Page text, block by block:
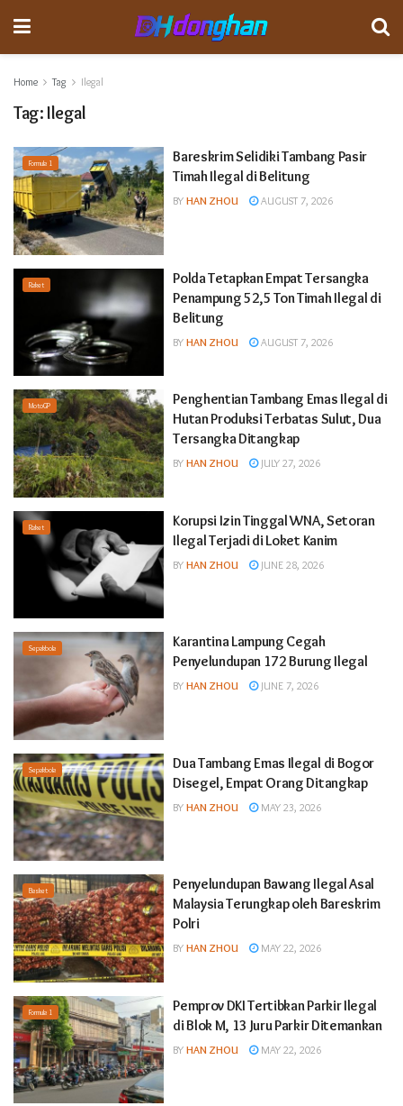
Home Tag Ilegal
Tag: Ilegal
Formula 1
Bareskrim Selidiki Tambang Pasir
Timah Ilegal di Belitung
BY HAN ZHOU AUGUST 7, 2026
Raket
Polda Tetapkan Empat Tersangka
Penampung 52,5 Ton Timah Ilegal di
Belitung
BY HAN ZHOU AUGUST 7, 2026
MotoGP
Penghentian Tambang Emas Ilegal di
Hutan Produksi Terbatas Sulut, Dua
Tersangka Ditangkap
BY HAN ZHOU JULY 27, 2026
Raket
Korupsi Izin Tinggal WNA, Setoran
Ilegal Terjadi di Loket Kanim
BY HAN ZHOU JUNE 28, 2026
Sepakbola
Karantina Lampung Cegah
Penyelundupan 172 Burung Ilegal
BY HAN ZHOU JUNE 7, 2026
Sepakbola
Dua Tambang Emas Ilegal di Bogor
Disegel, Empat Orang Ditangkap
BY HAN ZHOU MAY 23, 2026
Basket
Penyelundupan Bawang Ilegal Asal
Malaysia Terungkap oleh Bareskrim
Polri
BY HAN ZHOU MAY 22, 2026
Formula 1
Pemprov DKI Tertibkan Parkir Ilegal
di Blok M, 13 Juru Parkir Ditemankan
BY HAN ZHOU MAY 22, 2026